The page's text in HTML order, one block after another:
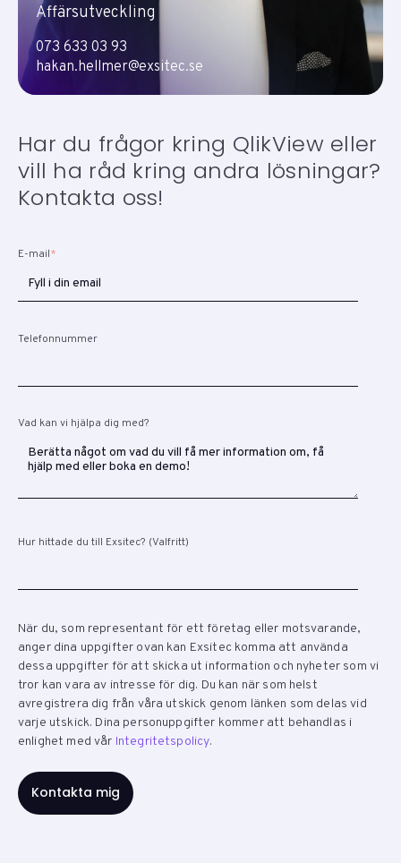
Affärsutveckling
073 633 03 93
hakan.hellmer@exsitec.se
Har du frågor kring QlikView eller
vill ha råd kring andra lösningar?
Kontakta oss!
E-mail*
Telefonnummer
Vad kan vi hjälpa dig med?
Hur hittade du till Exsitec? (Valfritt)
När du, som representant för ett företag eller motsvarande,
anger dina uppgifter ovan kan Exsitec komma att använda
dessa uppgifter för att skicka ut information och nyheter som vi
tror kan vara av intresse för dig. Du kan när som helst
avregistrera dig från våra utskick genom länken som delas vid
varje utskick. Dina personuppgifter kommer att behandlas i
enlighet med vår Integritetspolicy.